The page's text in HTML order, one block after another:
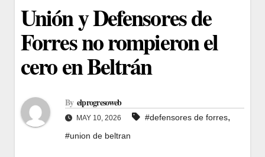
Unión y Defensores de
Forres no rompieron el
cero en Beltrán
By elprogresoweb
MAY 10, 2026 #defensores de forres,
#union de beltran